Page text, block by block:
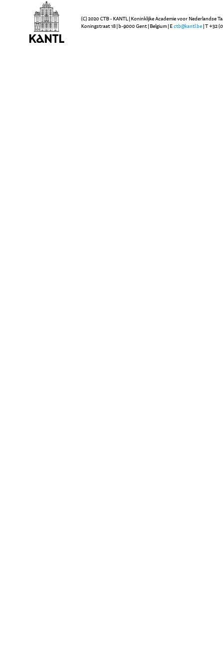
(C) 2020 CTB - KANTL | Koninklijke Academie voor Nederlandse
Koningstraat 18 | b-9000 Gent | Belgium | E ctb@kantl.be | T +32